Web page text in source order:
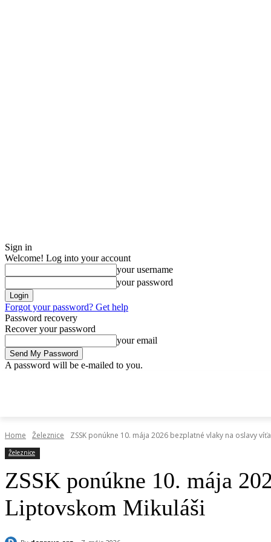
Sign in
Welcome! Log into your account
your username
your password
Forgot your password? Get help
Password recovery
Recover your password
your email
A password will be e-mailed to you.
Home Železnice ZSSK ponúkne 10. mája 2026 bezplatné vlaky na oslavy
Železnice
ZSSK ponúkne 10. mája
Liptovskom Mikuláši